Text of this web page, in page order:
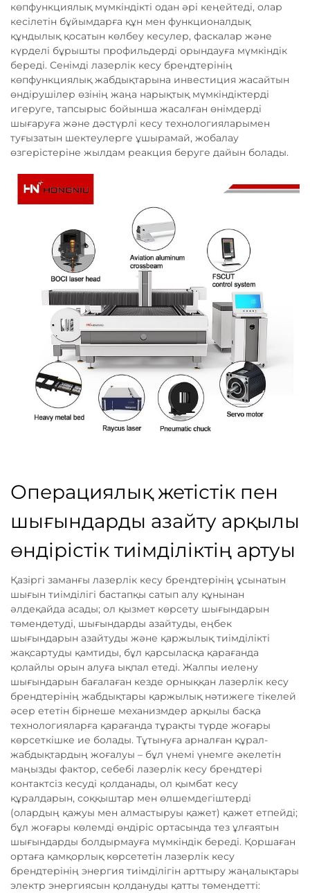
көпфункциялық мүмкіндікті одан әрі кеңейтеді, олар
кесілетін бұйымдарға құн мен функционалдық
құндылық қосатын көлбеу кесулер, фаскалар және
күрделі бұрышты профильдерді орындауға мүмкіндік
береді. Сенімді лазерлік кесу брендтерінің
көпфункциялық жабдықтарына инвестиция жасайтын
өндірушілер өзінің жаңа нарықтық мүмкіндіктерді
игеруге, тапсырыс бойынша жасалған өнімдерді
шығаруға және дәстүрлі кесу технологияларымен
туғызатын шектеулерге ұшырамай, жобалау
өзгерістеріне жылдам реакция беруге дайын болады.
Операциялық жетістік пен
шығындарды азайту арқылы
өндірістік тиімділіктің артуы
Қазіргі заманғы лазерлік кесу брендтерінің ұсынатын
шығын тиімділігі бастапқы сатып алу құнынан
әлдеқайда асады; ол қызмет көрсету шығындарын
төмендетуді, шығындарды азайтуды, еңбек
шығындарын азайтуды және қаржылық тиімділікті
жақсартуды қамтиды, бұл қарсыласқа қарағанда
қолайлы орын алуға ықпал етеді. Жалпы иелену
шығындарын бағалаған кезде орныққан лазерлік кесу
брендтерінің жабдықтары қаржылық нәтижеге тікелей
әсер ететін бірнеше механизмдер арқылы басқа
технологияларға қарағанда тұрақты түрде жоғары
көрсеткішке ие болады. Тұтынуға арналған құрал-
жабдықтардың жоғалуы – бұл үнемі үнемге әкелетін
маңызды фактор, себебі лазерлік кесу брендтері
контактсіз кесуді қолданады, ол қымбат кесу
құралдарын, соққыштар мен өлшемдегіштерді
(олардың қажуы мен алмастыруы қажет) қажет етпейді;
бұл жоғары көлемді өндіріс ортасында тез ұлғаятын
шығындарды болдырмауға мүмкіндік береді. Қоршаған
ортаға қамқорлық көрсететін лазерлік кесу
брендтерінің энергия тиімділігін арттыру жаңалықтары
электр энергиясын қолдануды қатты төмендетті: